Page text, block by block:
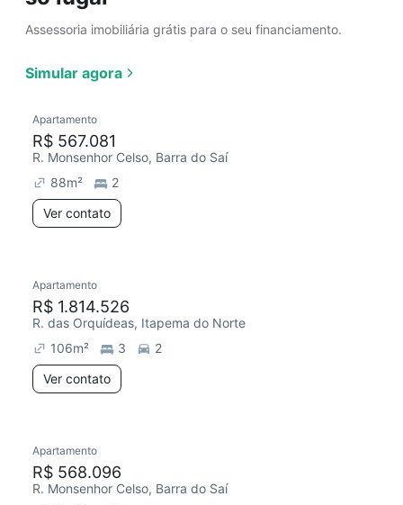
Assessoria imobiliária grátis para o seu financiamento.
Simular agora
Apartamento
R$ 567.081
R. Monsenhor Celso, Barra do Saí
88m²
2
Ver contato
Apartamento
R$ 1.814.526
R. das Orquídeas, Itapema do Norte
106m² 3
2
Ver contato
Apartamento
R$ 568.096
R. Monsenhor Celso, Barra do Saí